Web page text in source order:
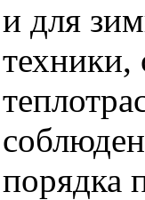
и для
техники,
порядка